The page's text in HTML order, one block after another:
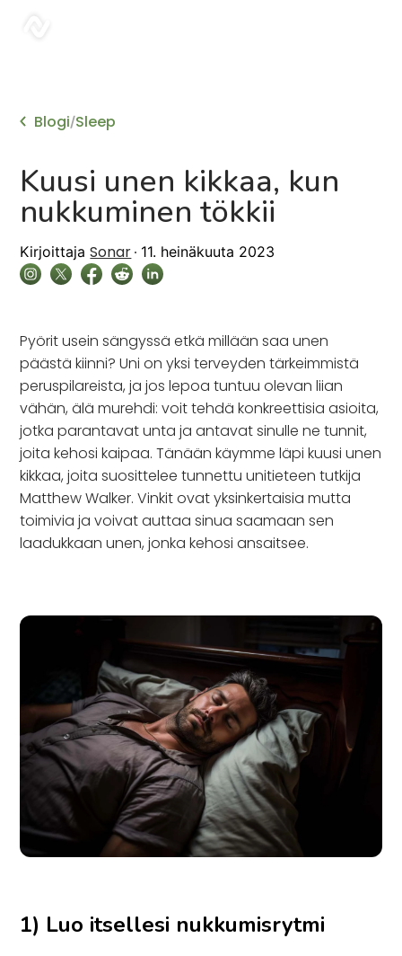
Blogi/Sleep
Kuusi unen kikkaa, kun
nukkuminen tökkii
Kirjoittaja Sonar 11. heinäkuuta 2023
Pyörit usein sängyssä etkä millään saa unen
päästä kiinni? Uni on yksi terveyden tärkeimmistä
peruspilareista, ja jos lepoa tuntuu olevan liian
vähän, älä murehdi: voit tehdä konkreettisia asioita,
jotka parantavat unta ja antavat sinulle ne tunnit,
joita kehosi kaipaa. Tänään käymme läpi kuusi unen
kikkaa, joita suosittelee tunnettu unitieteen tutkija
Matthew Walker. Vinkit ovat yksinkertaisia mutta
toimivia ja voivat auttaa sinua saamaan sen
laadukkaan unen, jonka kehosi ansaitsee.
1) Luo itsellesi nukkumisrytmi